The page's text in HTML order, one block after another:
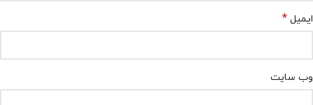
ایمیل *
وب‌ سایت